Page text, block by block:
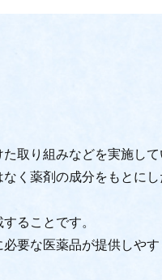
取り組みなどを実施して
く薬剤の成分をもとに
ることです。
要な医薬品が提供しやす